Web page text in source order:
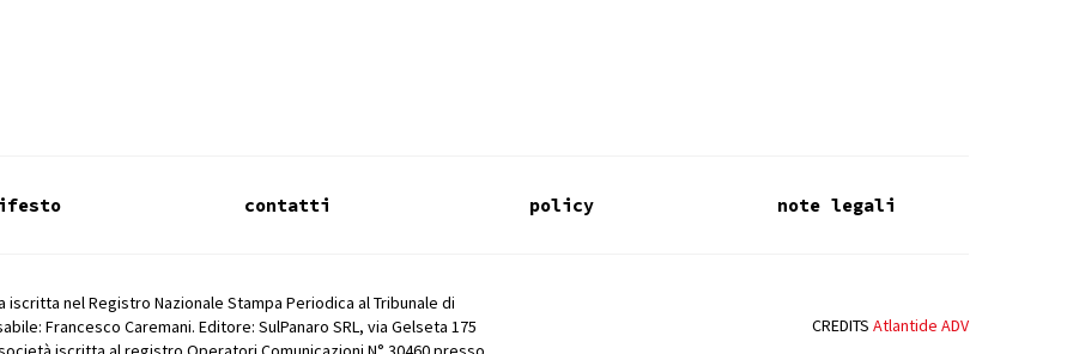
contatti policy note legali
nel Registro Nazionale Stampa Periodica al Tribunale di
Francesco Caremani. Editore: SulPanaro SRL, via Gelseta 175
CREDITS Atlantide ADV